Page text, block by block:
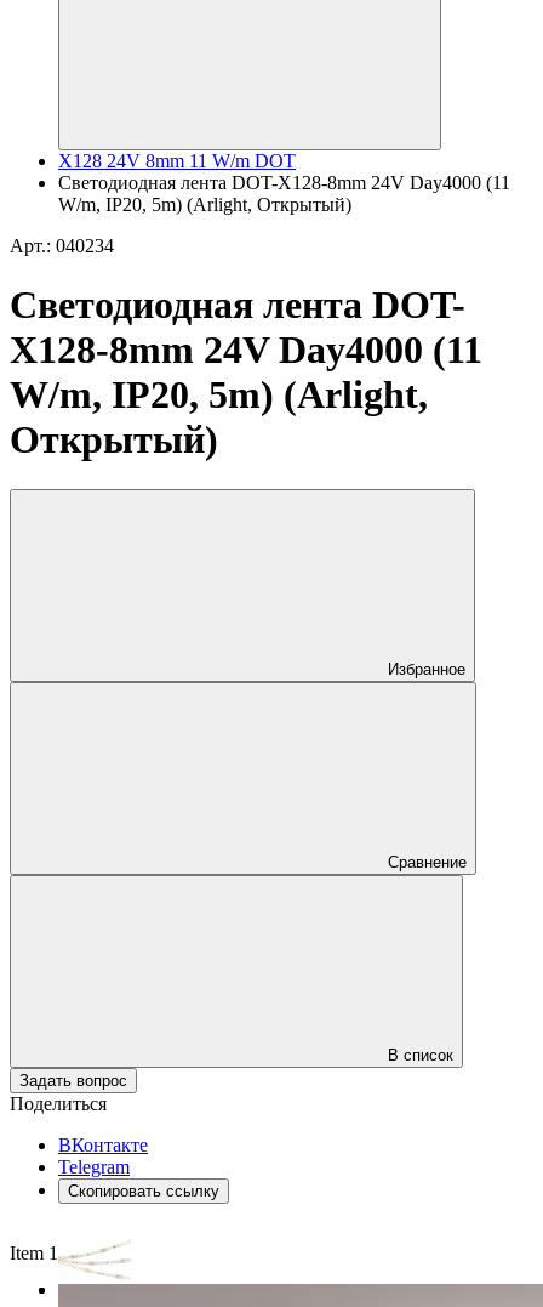
X128 24V 8mm 11 W/m DOT
Светодиодная лента DOT-X128-8mm 24V Day4000 (11
W/m, IP20, 5m) (Arlight, Открытый)
Арт.: 040234
Светодиодная лента DOT-
X128-8mm 24V Day4000 (11
W/m, IP20, 5m) (Arlight,
Открытый)
Избранное
Сравнение
В список
Задать вопрос
Поделиться
ВКонтакте
Telegram
Скопировать ссылку
Item 1 of 3